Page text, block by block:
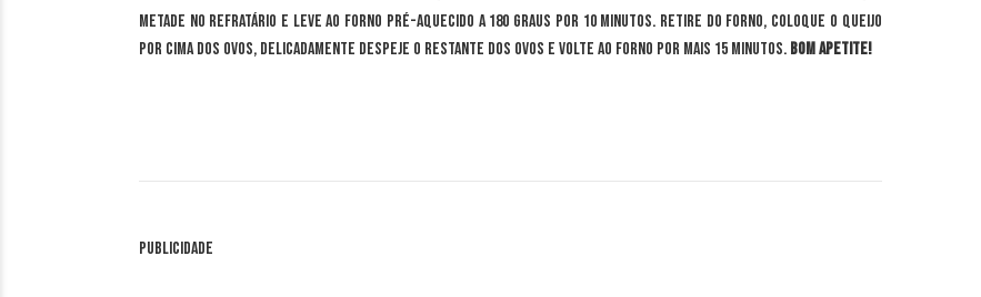
metade no refratário e leve ao forno pré-aquecido a 180 graus por 10 minutos. Retire do forno, coloque o queijo
por cima dos ovos, delicadamente despeje o restante dos ovos e volte ao forno por mais 15 minutos. Bom apetite!
Publicidade